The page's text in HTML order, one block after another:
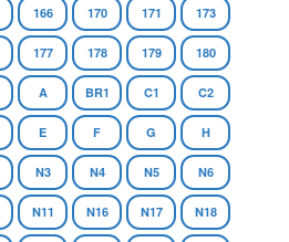
166 170 171 173
177 178 179 180
A BR1 C1 C2
E F G H
N3 N4 N5 N6
N11 N16 N17 N18